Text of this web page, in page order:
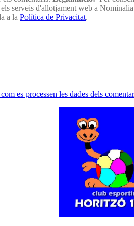
serveis d'allotjament web a
a la Política de Privacitat.
es processen les dades dels